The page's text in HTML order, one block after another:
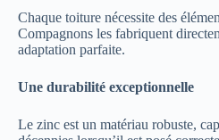
Chaque toiture nécessite des
Compagnons les fabriquent
adaptation parfaite.
Une durabilité exceptionnelle
Le zinc est un matériau robuste,